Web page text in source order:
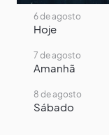
6 de agosto
Hoje
7 de agosto
Amanhã
8 de agosto
Sábado